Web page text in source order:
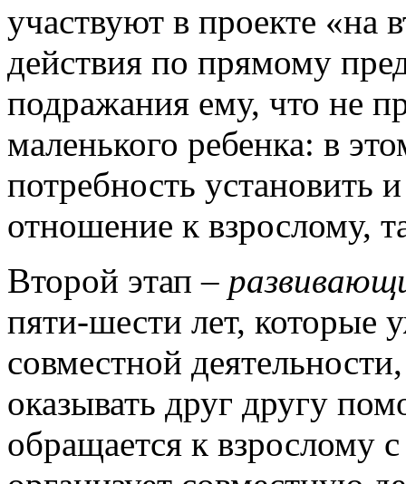
участвуют в проекте «на
действия по прямому
подражания ему, что не
маленького ребенка: в
потребность установить
отношение к взрослому,
Второй этап –
пяти-шести лет, которые
совместной
оказывать друг другу
обращается к взрослому